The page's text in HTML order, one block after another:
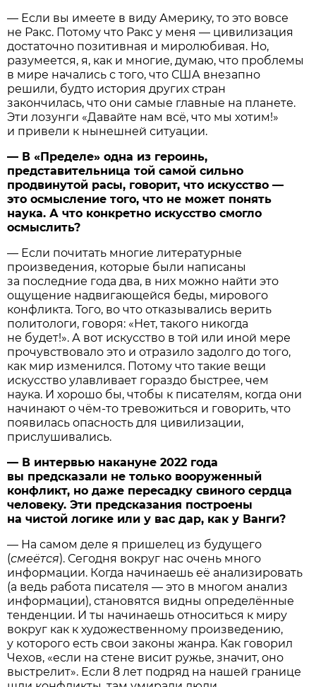
— Если вы имеете в виду Америку, то это вовсе
не Ракс. Потому что Ракс у меня — цивилизация
достаточно позитивная и миролюбивая. Но,
разумеется, я, как и многие, думаю, что проблемы
в мире начались с того, что США внезапно
решили, будто история других стран
закончилась, что они самые главные на планете.
Эти лозунги «Давайте нам всё, что мы хотим!»
и привели к нынешней ситуации.
— В «Пределе» одна из героинь,
представительница той самой сильно
продвинутой расы, говорит, что искусство —
это осмысление того, что не может понять
наука. А что конкретно искусство смогло
осмыслить?
— Если почитать многие литературные
произведения, которые были написаны
за последние года два, в них можно найти это
ощущение надвигающейся беды, мирового
конфликта. Того, во что отказывались верить
политологи, говоря: «Нет, такого никогда
не будет!». А вот искусство в той или иной мере
прочувствовало это и отразило задолго до того,
как мир изменился. Потому что такие вещи
искусство улавливает гораздо быстрее, чем
наука. И хорошо бы, чтобы к писателям, когда они
начинают о чём-то тревожиться и говорить, что
появилась опасность для цивилизации,
прислушивались.
— В интервью накануне 2022 года
вы предсказали не только вооруженный
конфликт, но даже пересадку свиного сердца
человеку. Эти предсказания построены
на чистой логике или у вас дар, как у Ванги?
— На самом деле я пришелец из будущего
(смеётся). Сегодня вокруг нас очень много
информации. Когда начинаешь её анализировать
(а ведь работа писателя — это в многом анализ
информации), становятся видны определённые
тенденции. И ты начинаешь относиться к миру
вокруг как к художественному произведению,
у которого есть свои законы жанра. Как говорил
Чехов, «если на стене висит ружье, значит, оно
выстрелит». Если 8 лет подряд на нашей границе